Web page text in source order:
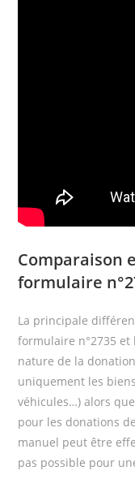
Comparaison
formulaire
La principale
formulaire n°2735
nature de la
uniquement les
véhicules…) alors
pour les donations
manuel peut être
pas possible pour